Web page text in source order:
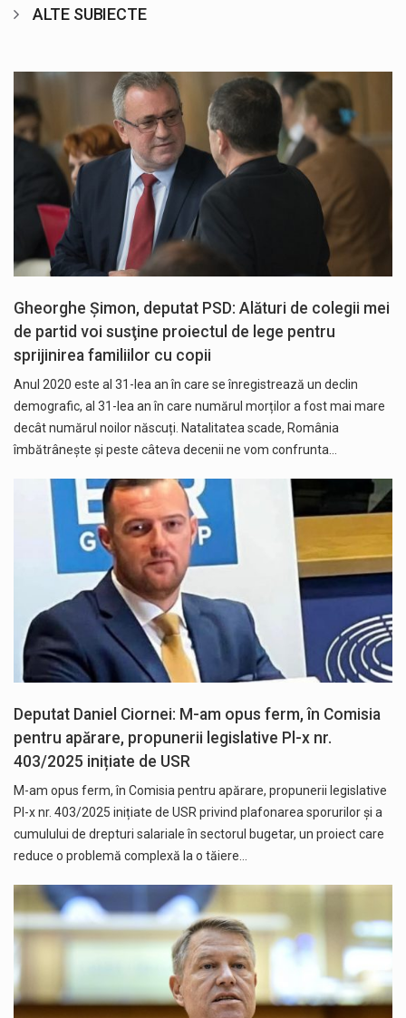
ALTE SUBIECTE
Gheorghe Şimon, deputat PSD: Alături de colegii mei
de partid voi susţine proiectul de lege pentru
sprijinirea familiilor cu copii
Anul 2020 este al 31-lea an în care se înregistrează un declin
demografic, al 31-lea an în care numărul morților a fost mai mare
decât numărul noilor născuți. Natalitatea scade, România
îmbătrânește și peste câteva decenii ne vom confrunta…
Deputat Daniel Ciornei: M-am opus ferm, în Comisia
pentru apărare, propunerii legislative Pl-x nr.
403/2025 inițiate de USR
M-am opus ferm, în Comisia pentru apărare, propunerii legislative
Pl-x nr. 403/2025 inițiate de USR privind plafonarea sporurilor și a
cumulului de drepturi salariale în sectorul bugetar, un proiect care
reduce o problemă complexă la o tăiere…